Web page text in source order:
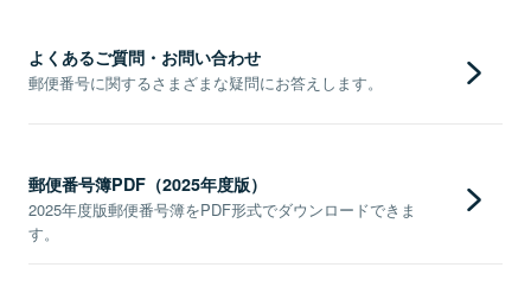
よくあるご質問・お問い合わせ
郵便番号に関するさまざまな疑問にお答えします。
郵便番号簿PDF（2025年度版）
2025年度版郵便番号簿をPDF形式でダウンロードできま
す。